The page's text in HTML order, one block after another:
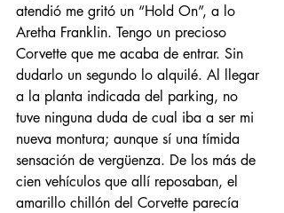
atendió me gritó un “Hold On”, a lo
Aretha Franklin. Tengo un precioso
Corvette que me acaba de entrar. Sin
dudarlo un segundo lo alquilé. Al llegar
a la planta indicada del parking, no
tuve ninguna duda de cual iba a ser mi
nueva montura; aunque sí una tímida
sensación de vergüenza. De los más de
cien vehículos que allí reposaban, el
amarillo chillón del Corvette parecía